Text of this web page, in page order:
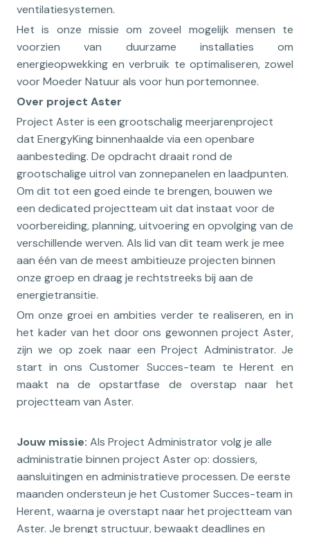
ventilatiesystemen.
Het is onze missie om zoveel mogelijk mensen te
voorzien van duurzame installaties om
energieopwekking en verbruik te optimaliseren, zowel
voor Moeder Natuur als voor hun portemonnee.
Over project Aster
Project Aster is een grootschalig meerjarenproject
dat EnergyKing binnenhaalde via een openbare
aanbesteding. De opdracht draait rond de
grootschalige uitrol van zonnepanelen en laadpunten.
Om dit tot een goed einde te brengen, bouwen we
een dedicated projectteam uit dat instaat voor de
voorbereiding, planning, uitvoering en opvolging van de
verschillende werven. Als lid van dit team werk je mee
aan één van de meest ambitieuze projecten binnen
onze groep en draag je rechtstreeks bij aan de
energietransitie.
Om onze groei en ambities verder te realiseren, en in
het kader van het door ons gewonnen project Aster,
zijn we op zoek naar een Project Administrator. Je
start in ons Customer Succes-team te Herent en
maakt na de opstartfase de overstap naar het
projectteam van Aster.
Jouw missie: Als Project Administrator volg je alle
administratie binnen project Aster op: dossiers,
aansluitingen en administratieve processen. De eerste
maanden ondersteun je het Customer Succes-team in
Herent, waarna je overstapt naar het projectteam van
Aster. Je brengt structuur, bewaakt deadlines en